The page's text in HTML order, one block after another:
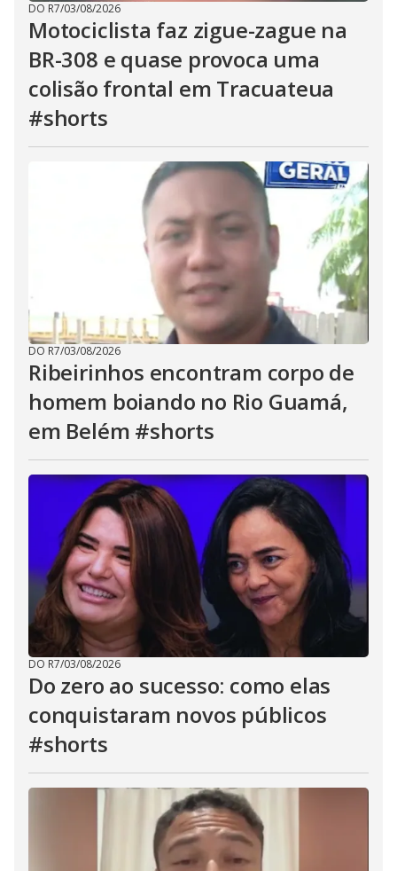
DO R7/03/08/2026
Motociclista faz zigue-zague na
BR-308 e quase provoca uma
colisão frontal em Tracuateua
#shorts
DO R7/03/08/2026
Ribeirinhos encontram corpo de
homem boiando no Rio Guamá,
em Belém #shorts
DO R7/03/08/2026
Do zero ao sucesso: como elas
conquistaram novos públicos
#shorts